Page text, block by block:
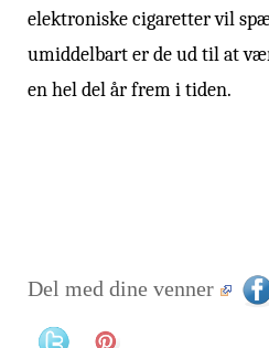
elektroniske cigaretter vil
umiddelbart er de ud til at
en hel del år frem i tiden.
Del med dine venner